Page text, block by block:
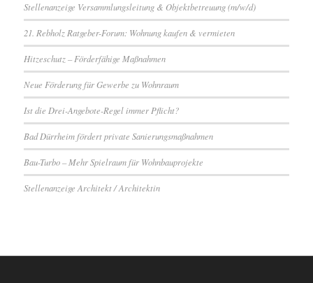
Stellenanzeige Versammlungsleitung & Objektbetreuung (m/w/d)
21. Rebholz Ratgeber-Forum: Wohnung kaufen & vermieten
Hitzeschutz – Förderfähige Maßnahmen
Neue Förderung für Gewerbe zu Wohnraum
Ist die Drei-Angebote-Regel immer Pflicht?
Bad Dürrheim fördert private Sanierungsmaßnahmen
Bau-Turbo – Mehr Spielraum für Wohnbauprojekte
Stellenanzeige Architekt / Architektin